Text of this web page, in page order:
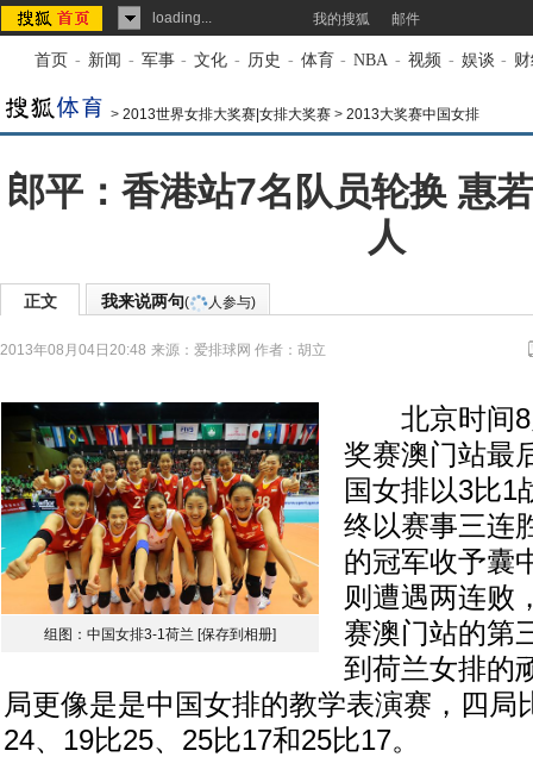
loading... 我的搜狐 邮件
首页 - 新闻 - 军事 - 文化 - 历史 - 体育 - NBA - 视频 - 娱谈 -
> 2013世界女排大奖赛|女排大奖赛 > 2013大奖赛中国女排
郎平：香港站7名队员轮换 惠
人
正文 我来说两句( 人参与)
2013年08月04日20:48 来源： 爱排球网 作者：胡立
组图：中国女排3-1荷兰 [保存到相册]
北京时间8
奖赛澳门站最
国女排以3比1
终以赛事三连
的冠军收予囊
则遭遇两连败
赛澳门站的第
到荷兰女排的
局更像是是中国女排的教学表演赛，四局
24、19比25、25比17和25比17。